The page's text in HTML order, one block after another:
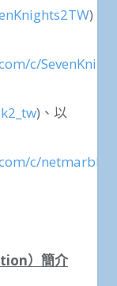
)、
c/
)、以
c/
）簡介